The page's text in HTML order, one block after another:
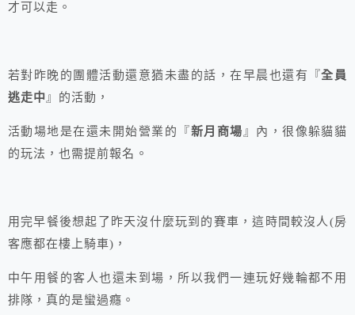
才可以走。
若對昨晚的團體活動還意猶未盡的話，在早晨也還有『全員
逃走中』的活動，
活動場地是在還未開始營業的『新月商場』內，很像躲貓貓
的玩法，也需提前報名。
用完早餐後想起了昨天沒什麼玩到的賽車，這時間較沒人(房
客應都在樓上騎車)，
中午用餐的客人也還未到場，所以我們一連玩好幾輪都不用
排隊，真的是蠻過癮。